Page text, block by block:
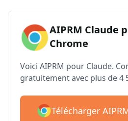
AIPRM Claude
Chrome
Voici AIPRM pour Claude.
gratuitement avec plus de 4
Télécharger